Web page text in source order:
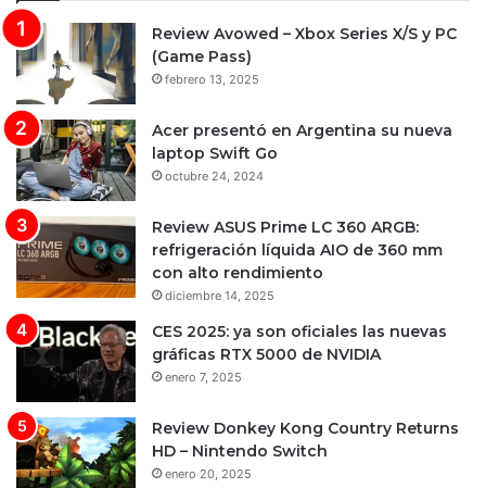
Review Avowed – Xbox Series X/S y PC
(Game Pass)
febrero 13, 2025
Acer presentó en Argentina su nueva
laptop Swift Go
octubre 24, 2024
Review ASUS Prime LC 360 ARGB:
refrigeración líquida AIO de 360 mm
con alto rendimiento
diciembre 14, 2025
CES 2025: ya son oficiales las nuevas
gráficas RTX 5000 de NVIDIA
enero 7, 2025
Review Donkey Kong Country Returns
HD – Nintendo Switch
enero 20, 2025